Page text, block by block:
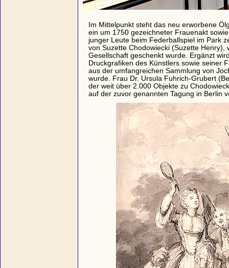
Im Mittelpunkt steht das neu erworbene
ein um 1750 gezeichneter Frauenakt
junger Leute beim Federballspiel im Park
von Suzette Chodowiecki (Suzette
Gesellschaft geschenkt wurde. Ergänzt
Druckgrafiken des Künstlers sowie seiner
aus der umfangreichen Sammlung von
wurde. Frau Dr. Ursula Fuhrich-Grubert
der weit über 2.000 Objekte zu
auf der zuvor genannten Tagung in Berlin